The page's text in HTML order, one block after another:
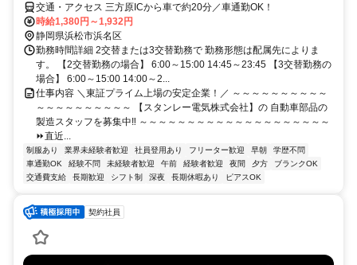
交通・アクセス 三方原ICから車で約20分／車通勤OK！
時給1,380円～1,932円
静岡県浜松市浜名区
勤務時間詳細 2交替または3交替勤務で 勤務形態は配属先によりま
す。 【2交替勤務の場合】 6:00～15:00 14:45～23:45 【3交替勤務の
場合】 6:00～15:00 14:00～2...
仕事内容 ＼東証プライム上場の安定企業！／ ～～～～～～～～～～
～～～～～～～～～～ 【スタンレー電気株式会社】の 自動車部品の
製造スタッフを募集中‼ ～～～～～～～～～～～～～～～～～～～～
⏩直近...
制服あり 業界未経験者歓迎 社員登用あり フリーター歓迎 早朝
学歴不問
車通勤OK
経験不問 未経験者歓迎 午前 経験者歓迎 夜間 夕方
ブランクOK
交通費支給
長期歓迎 シフト制 深夜 長期休暇あり ピアスOK
契約社員